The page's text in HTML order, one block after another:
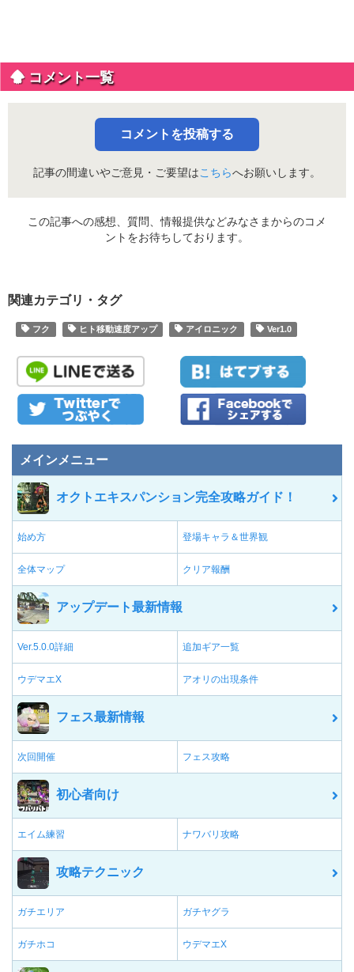
コメント一覧
コメントを投稿する
記事の間違いやご意見・ご要望はこちらへお願いします。
この記事への感想、質問、情報提供などみなさまからのコメ
ントをお待ちしております。
関連カテゴリ・タグ
フク ヒト移動速度アップ アイロニック Ver1.0
メインメニュー
オクトエキスパンション完全攻略ガイド！
始め方 登場キャラ＆世界観
全体マップ クリア報酬
アップデート最新情報
Ver.5.0.0詳細 追加ギア一覧
ウデマエX アオリの出現条件
フェス最新情報
次回開催 フェス攻略
初心者向け
エイム練習 ナワバリ攻略
攻略テクニック
ガチエリア ガチヤグラ
ガチホコ ウデマエX